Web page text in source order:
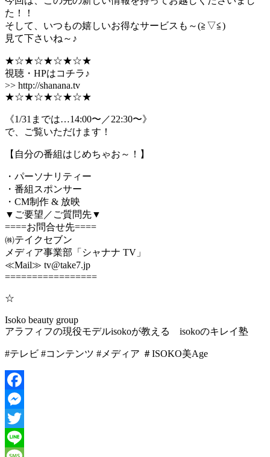
た！！
そして、いつもの嬉しいお得なサービスも～(≧▽≦)
見て下さいね～♪
★☆★☆★☆★☆★
視聴・HPはコチラ♪
>> http://shanana.tv
★☆★☆★☆★☆★
《1/31までは…14:00〜／22:30〜》
で、ご覧いただけます！
【自分の番組はじめちゃお～！】
・パーソナリティー
・番組スポンサー
・CM制作 & 放映
▼ご要望／ご質問先▼
====お問合せ先====
㈱テイクセブン
メディア事業部「シャナナ TV」
≪Mail≫ tv@take7.jp
=================
☆
Isoko beauty group
アラフィフの現役モデルisokoが教える isokoのキレイ塾
#テレビ #コンテンツ #メディア ＃ISOKO美Age